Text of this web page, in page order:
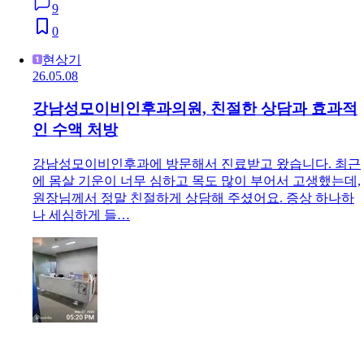
9
0
현상기
26.05.08
강남성모이비인후과의원, 친절한 상담과 효과적
인 수액 처방
강남성모이비인후과에 방문해서 진료받고 왔습니다. 최근
에 몸살 기운이 너무 심하고 목도 많이 부어서 고생했는데,
원장님께서 정말 친절하게 상담해 주셨어요. 증상 하나하
나 세심하게 들…